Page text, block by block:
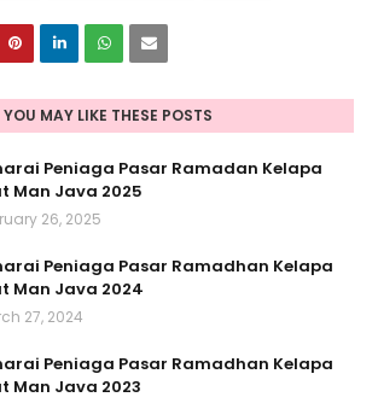
YOU MAY LIKE THESE POSTS
Peniaga Pasar Ramadan Kelapa
Man Java 2025
26, 2025
Peniaga Pasar Ramadhan Kelapa
Man Java 2024
27, 2024
Peniaga Pasar Ramadhan Kelapa
Man Java 2023